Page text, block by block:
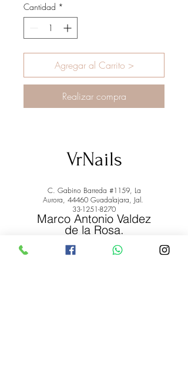
Cantidad *
Agregar al Carrito >
Realizar compra
VrNails
C. Gabino Barreda #1159, La
Aurora, 44460 Guadalajara, Jal.
33-1251-8270
Marco Antonio Valdez
de la Rosa.